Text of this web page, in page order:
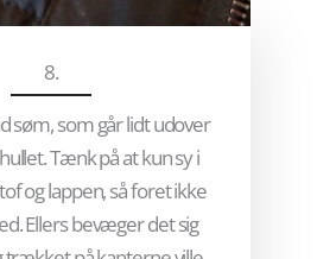
8.
søm, som går lidt udover
Tænk på at kun sy i
og lappen, så foret ikke
Ellers bevæger det sig